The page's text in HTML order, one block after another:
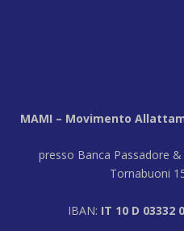
MAMI – Movimento
presso Banca Passadore &
Tornabuoni
IBAN: IT 10 D 03332